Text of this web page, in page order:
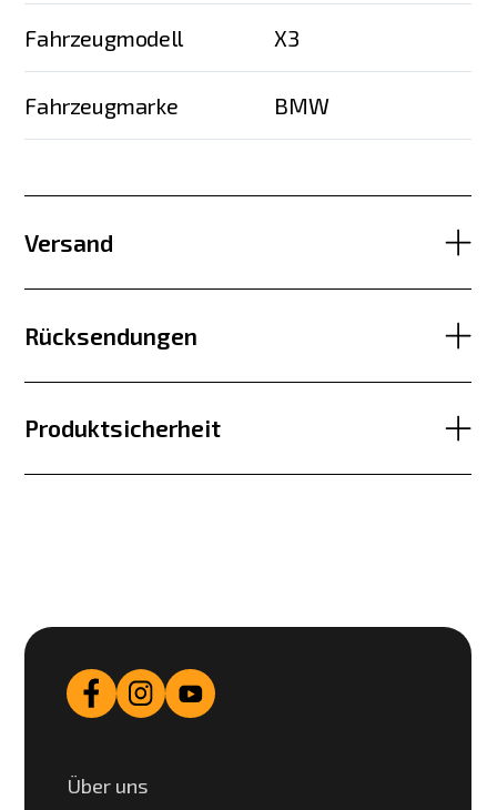
Fahrzeugmodell X3
Fahrzeugmarke BMW
Versand
Rücksendungen
Produktsicherheit
Über uns